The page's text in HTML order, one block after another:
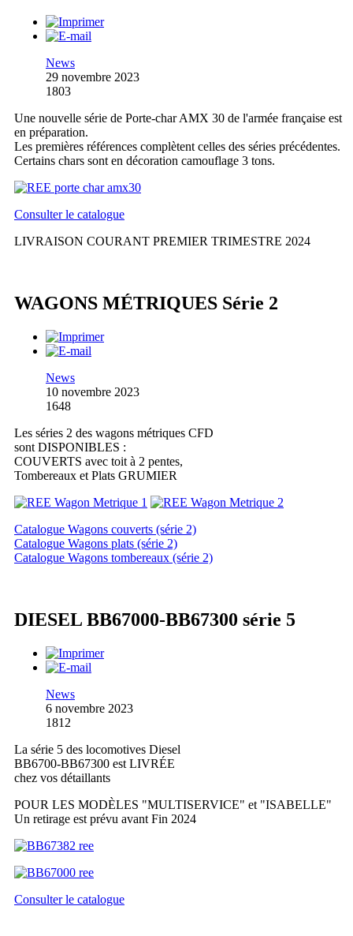
News
29 novembre 2023
1803
Une nouvelle série de Porte-char AMX 30 de l'armée française est
en préparation.
Les premières références complètent celles des séries précédentes.
Certains chars sont en décoration camouflage 3 tons.
Consulter le catalogue
LIVRAISON COURANT PREMIER TRIMESTRE 2024
WAGONS MÉTRIQUES Série 2
News
10 novembre 2023
1648
Les séries 2 des wagons métriques CFD
sont DISPONIBLES :
COUVERTS avec toit à 2 pentes,
Tombereaux et Plats GRUMIER
Catalogue Wagons couverts (série 2)
Catalogue Wagons plats (série 2)
Catalogue Wagons tombereaux (série 2)
DIESEL BB67000-BB67300 série 5
News
6 novembre 2023
1812
La série 5 des locomotives Diesel
BB6700-BB67300 est LIVRÉE
chez vos détaillants
POUR LES MODÈLES "MULTISERVICE" et "ISABELLE"
Un retirage est prévu avant Fin 2024
Consulter le catalogue